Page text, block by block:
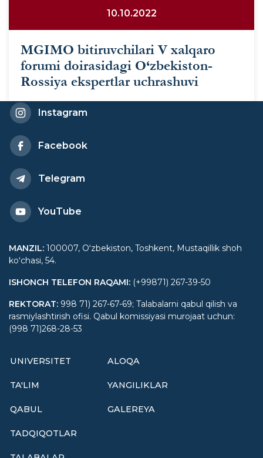
10.10.2022
MGIMO bitiruvchilari V xalqaro
forumi doirasidagi O‘zbekiston-
Rossiya ekspertlar uchrashuvi
Instagram
Facebook
Telegram
YouTube
MANZIL: 100007, Oʻzbekiston, Toshkent, Mustaqillik shoh
koʻchasi, 54.
ISHONCH TELEFON RAQAMI: (+99871) 267-39-50
REKTORAT: 998 71) 267-67-69; Talabalarni qabul qilish va
rasmiylashtirish ofisi. Qabul komissiyasi murojaat uchun:
(998 71)268-28-53
UNIVERSITET
TA'LIM
QABUL
TADQIQOTLAR
ALOQA
YANGILIKLAR
GALEREYA